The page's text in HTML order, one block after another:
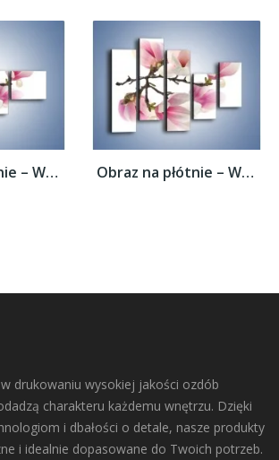
Obraz na płótnie – Wirujące kwiaty... Obraz na płótnie – Wirujące kwiaty...
drukowaniu wysokiej jakości ozdób
charakteru każdemu wnętrzu. Dzięki
i dbałości o detale, nasze produkty
i idealnie dopasowane do Twoich potrzeb.